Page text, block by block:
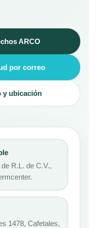
ARCO
por correo
y ubicación
R.L. de C.V.,
1478, Cafetales,